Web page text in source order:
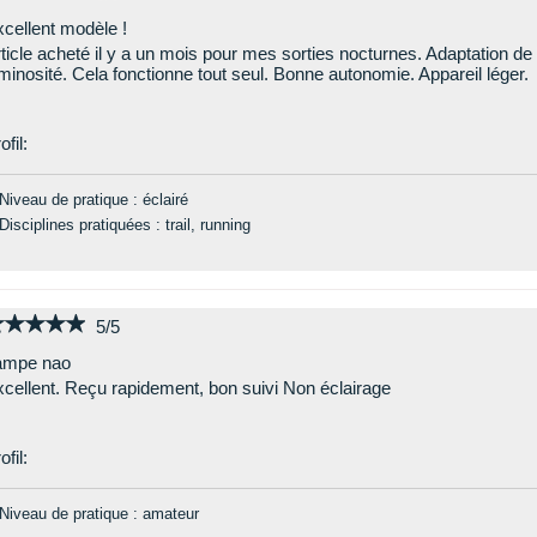
modèle !
acheté il y a un mois pour mes sorties nocturnes. Adaptation de
Cela fonctionne tout seul. Bonne autonomie. Appareil léger.
de pratique : éclairé
pratiquées : trail, running
5/5
nao
Reçu rapidement, bon suivi Non éclairage
de pratique : amateur